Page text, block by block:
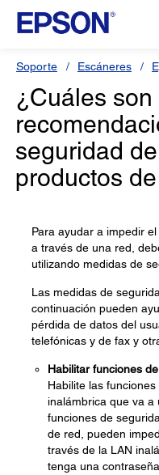
Soporte Escáneres
¿Cuáles son
seguridad
productos
Para ayudar a impedir
a través de una red,
utilizando medidas de
Las medidas de
continuación pueden
pérdida de datos del
telefónicas y de fax y
Habilitar funciones
Habilite las
inalámbrica que va a
funciones de
de red, pueden
través de la LAN
tenga una